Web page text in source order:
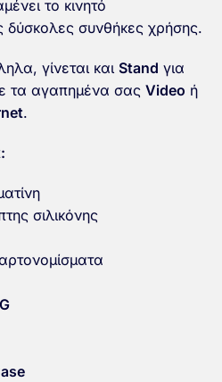
το κινητό
δύσκολες συνθήκες χρήσης.
γίνεται και Stand για
τα αγαπημένα σας Video ή
.
σιλικόνης